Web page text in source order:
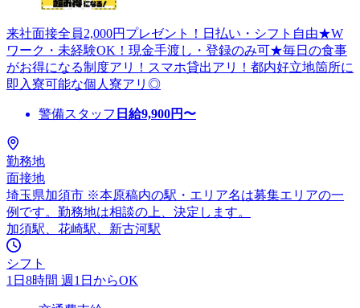
来社面接全員2,000円プレゼント！日払い・シフト自由★W
ワーク・未経験OK！現金手渡し・登録のみ可★毎日の食事
がお得になる制度アリ！スマホ貸出アリ！都内好立地箇所に
即入寮可能な個人寮アリ◎
警備スタッフ 日給9,900円〜
勤務地
面接地
埼玉県加須市 ※本原稿内の駅・エリア名は募集エリアの一
例です。勤務地は相談の上、決定します。
加須駅、花崎駅、新古河駅
シフト
1日8時間 週1日からOK